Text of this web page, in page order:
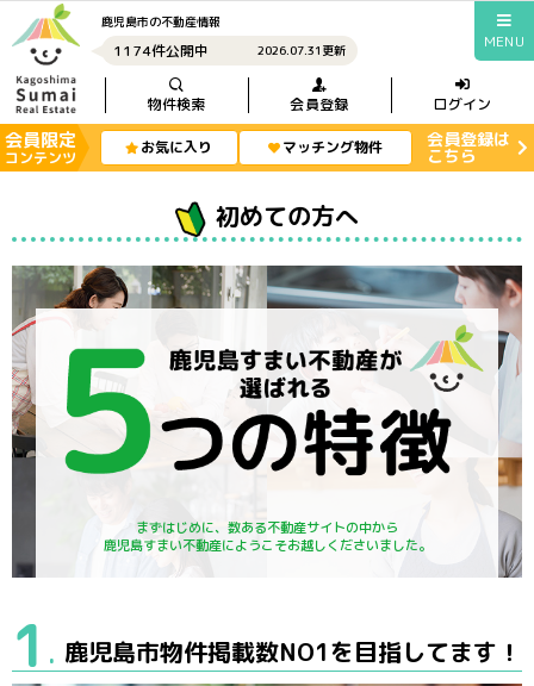
鹿児島市の不動産情報
1174件公開中 2026.07.31更新 MENU
物件検索 会員登録 ログイン
会員限定
コンテンツ
お気に入り マッチング物件 会員登録は
こちら
初めての方へ
まずはじめに、数ある不動産サイトの中から
鹿児島すまい不動産にようこそお越しくださいました。
1 . 鹿児島市物件掲載数NO1を目指してます！